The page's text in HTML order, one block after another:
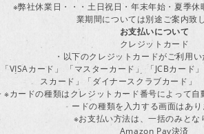
※弊社休業日・・・土日祝日・年末年始・夏季休
業期間については別途ご案内致
お支払いについて
クレジットカード
・以下のクレジットカードがご利用い
「VISAカード」 「マスターカード」 「JCBカード
スカード」「ダイナースクラブカード」
※カードの種類はクレジットカード番号によって自
ードの種類を入力する画面はあり
※お支払い方法は、一括のみとな
Amazon Pay決済